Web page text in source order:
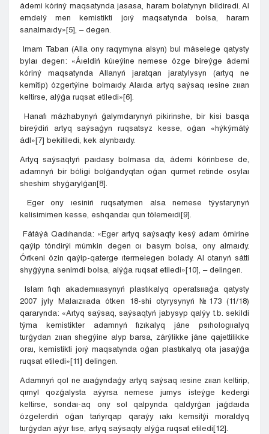
ádemi kóriný maqsatynda jasasa, haram bolatynyn bildiredi. Al
emdelý men kemistikti joıý maqsatynda bolsa, haram
sanalmaıdy»[5], – degen.
Imam Tabarı (Alla ony raqymyna alsyn) bul máselege qatysty
bylaı degen: «Áıeldiń kúıeýine nemese ózge bireýge ádemi
kóriný maqsatynda Allanyń jaratqan jaratylysyn (artyq ne
kemitip) ózgertýine bolmaıdy. Alaıda artyq saýsaq ıesine zııan
keltirse, alýǵa ruqsat etiledi»[6].
Hanafı mázhabynyń ǵalymdarynyń pikirinshe, bir kisi basqa
bireýdiń artyq saýsaǵyn ruqsatsyz kesse, oǵan «hýkýmátý
ádl»[7] bekitiledi, kek alynbaıdy.
Artyq saýsaqtyń paıdasy bolmasa da, ádemi kórinbese de,
adamnyń bir bóligi bolǵandyqtan oǵan qurmet retinde osylaı
sheshim shyǵarylǵan[8].
Eger ony ıesiniń ruqsatymen alsa nemese týystarynyń
kelisimimen kesse, eshqandaı qun tólemeıdi[9].
Fátáýá Qadıhanda: «Eger artyq saýsaqty kesý adam ómirine
qaýip tóndirýi múmkin degen oı basym bolsa, ony almaıdy.
Óıtkeni ózin qaýip-qaterge ıtermelegen bolady. Al otanyń sátti
shyǵýyna senimdi bolsa, alýǵa ruqsat etiledi»[10], – delingen.
Islam fıqh akademııasynyń plastıkalyq operatsııaǵa qatysty
2007 jyly Malaızııada ótken 18-shi otyrysynyń №173 (11/18)
qararynda: «Artyq saýsaq, saýsaqtyń jabysyp qalýy t.b. sekildi
týma kemistikter adamnyń fızıkalyq jáne psıhologııalyq
turǵydan zııan shegýine alyp barsa, zárýlikke jáne qajettilikke
oraı, kemistikti joıý maqsatynda oǵan plastıkalyq ota jasaýǵa
ruqsat etiledi»[11] delingen.
Adamnyń qol ne aıaǵyndaǵy artyq saýsaq ıesine zııan keltirip,
qımyl qozǵalysta aýyrsa nemese jumys isteýge kedergi
keltirse, sondaı-aq ony sol qalpynda qaldyrǵan jaǵdaıda
ózgelerdiń oǵan tańyrqap qaraýy ıakı kemsitýi moraldyq
turǵydan aýyr tıse, artyq saýsaqty alýǵa ruqsat etiledi[12].